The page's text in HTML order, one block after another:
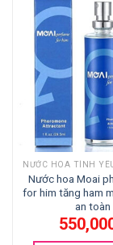
NƯỚC HOA TÌNH
Nước hoa Moai
for him tăng ham
an toàn